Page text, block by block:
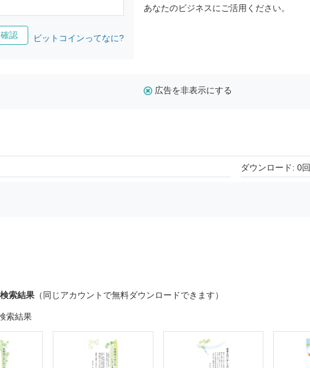
認 ビットコインってなに?
あなたのビジネスにご活用ください。
広告を非表示にする
ダウンロード: 0回
索結果 （同じアカウントで無料ダウンロードできます）
索結果